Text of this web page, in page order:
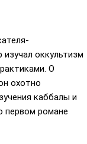
оккультизм
О
охотно
каббалы и
первом романе